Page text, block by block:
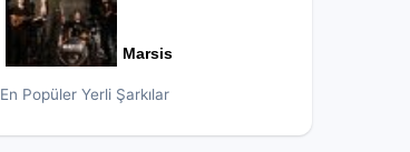
Marsis
En Popüler Yerli Şarkılar